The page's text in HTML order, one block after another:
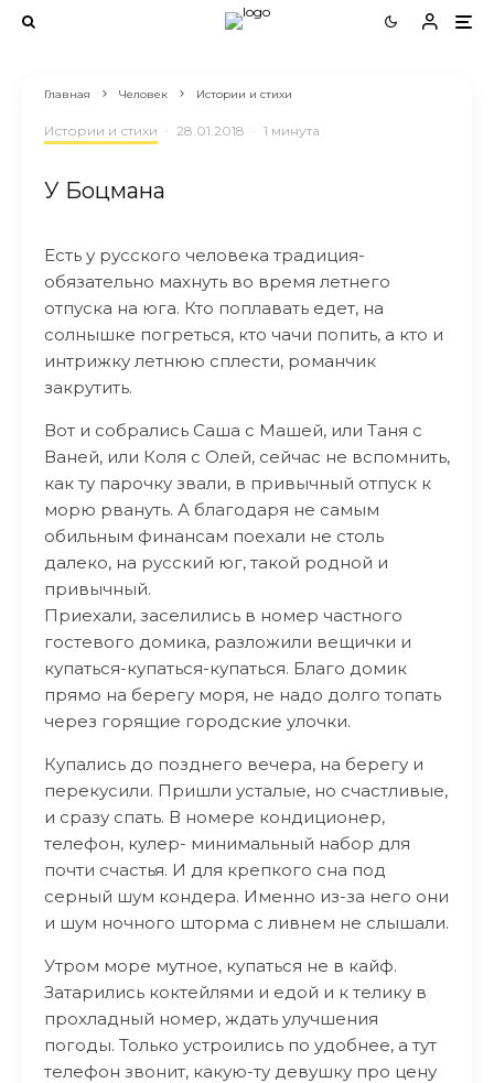
Главная Человек Истории и стихи
Истории и стихи · 28.01.2018 · 1 минута
У Боцмана
Есть у русского человека традиция-
обязательно махнуть во время летнего
отпуска на юга. Кто поплавать едет, на
солнышке погреться, кто чачи попить, а кто и
интрижку летнюю сплести, романчик
закрутить.
Вот и собрались Саша с Машей, или Таня с
Ваней, или Коля с Олей, сейчас не вспомнить,
как ту парочку звали, в привычный отпуск к
морю рвануть. А благодаря не самым
обильным финансам поехали не столь
далеко, на русский юг, такой родной и
привычный.
Приехали, заселились в номер частного
гостевого домика, разложили вещички и
купаться-купаться-купаться. Благо домик
прямо на берегу моря, не надо долго топать
через горящие городские улочки.
Купались до позднего вечера, на берегу и
перекусили. Пришли усталые, но счастливые,
и сразу спать. В номере кондиционер,
телефон, кулер- минимальный набор для
почти счастья. И для крепкого сна под
серный шум кондера. Именно из-за него они
и шум ночного шторма с ливнем не слышали.
Утром море мутное, купаться не в кайф.
Затарились коктейлями и едой и к телику в
прохладный номер, ждать улучшения
погоды. Только устроились по удобнее, а тут
телефон звонит, какую-ту девушку про цену